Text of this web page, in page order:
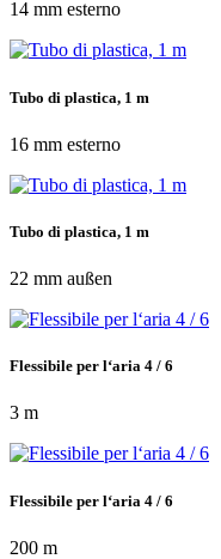
14 mm esterno
Tubo di plastica, 1 m
16 mm esterno
Tubo di plastica, 1 m
22 mm außen
Flessibile per l‘aria 4 / 6
3 m
Flessibile per l‘aria 4 / 6
200 m